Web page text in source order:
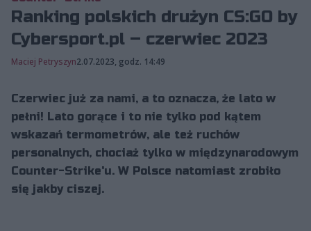
Ranking polskich drużyn CS:GO by
Cybersport.pl – czerwiec 2023
Maciej Petryszyn2.07.2023, godz. 14:49
Czerwiec już za nami, a to oznacza, że lato w
pełni! Lato gorące i to nie tylko pod kątem
wskazań termometrów, ale też ruchów
personalnych, chociaż tylko w międzynarodowym
Counter-Strike'u. W Polsce natomiast zrobiło
się jakby ciszej.